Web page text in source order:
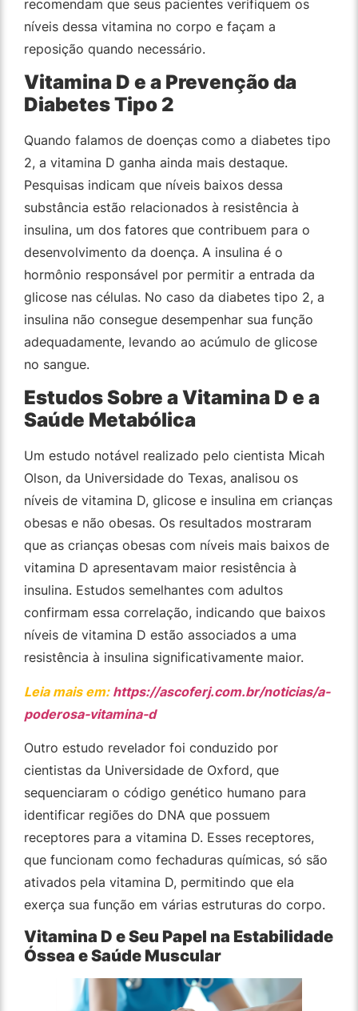
recomendam que seus pacientes verifiquem os
níveis dessa vitamina no corpo e façam a
reposição quando necessário.
Vitamina D e a Prevenção da
Diabetes Tipo 2
Quando falamos de doenças como a diabetes tipo
2, a vitamina D ganha ainda mais destaque.
Pesquisas indicam que níveis baixos dessa
substância estão relacionados à resistência à
insulina, um dos fatores que contribuem para o
desenvolvimento da doença. A insulina é o
hormônio responsável por permitir a entrada da
glicose nas células. No caso da diabetes tipo 2, a
insulina não consegue desempenhar sua função
adequadamente, levando ao acúmulo de glicose
no sangue.
Estudos Sobre a Vitamina D e a
Saúde Metabólica
Um estudo notável realizado pelo cientista Micah
Olson, da Universidade do Texas, analisou os
níveis de vitamina D, glicose e insulina em crianças
obesas e não obesas. Os resultados mostraram
que as crianças obesas com níveis mais baixos de
vitamina D apresentavam maior resistência à
insulina. Estudos semelhantes com adultos
confirmam essa correlação, indicando que baixos
níveis de vitamina D estão associados a uma
resistência à insulina significativamente maior.
Leia mais em: https://ascoferj.com.br/noticias/a-
poderosa-vitamina-d
Outro estudo revelador foi conduzido por
cientistas da Universidade de Oxford, que
sequenciaram o código genético humano para
identificar regiões do DNA que possuem
receptores para a vitamina D. Esses receptores,
que funcionam como fechaduras químicas, só são
ativados pela vitamina D, permitindo que ela
exerça sua função em várias estruturas do corpo.
Vitamina D e Seu Papel na Estabilidade
Óssea e Saúde Muscular